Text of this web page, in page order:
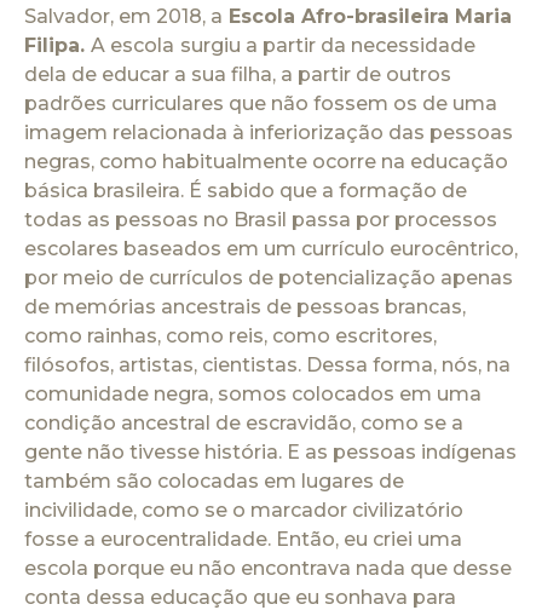
Salvador, em 2018, a Escola Afro-brasileira Maria
Filipa. A escola surgiu a partir da necessidade
dela de educar a sua filha, a partir de outros
padrões curriculares que não fossem os de uma
imagem relacionada à inferiorização das pessoas
negras, como habitualmente ocorre na educação
básica brasileira. É sabido que a formação de
todas as pessoas no Brasil passa por processos
escolares baseados em um currículo eurocêntrico,
por meio de currículos de potencialização apenas
de memórias ancestrais de pessoas brancas,
como rainhas, como reis, como escritores,
filósofos, artistas, cientistas. Dessa forma, nós, na
comunidade negra, somos colocados em uma
condição ancestral de escravidão, como se a
gente não tivesse história. E as pessoas indígenas
também são colocadas em lugares de
incivilidade, como se o marcador civilizatório
fosse a eurocentralidade. Então, eu criei uma
escola porque eu não encontrava nada que desse
conta dessa educação que eu sonhava para